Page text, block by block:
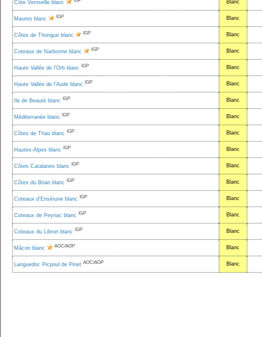
Côte Vermeille blanc Blanc
Maures blanc IGP Blanc
Côtes de Thongue blanc IGP Blanc
Coteaux de Narbonne blanc IGP Blanc
Haute Vallée de l'Orb blanc IGP Blanc
Haute Vallée de l'Aude blanc IGP Blanc
Ile de Beauté blanc IGP Blanc
Méditerranée blanc IGP Blanc
Côtes de Thau blanc IGP Blanc
Hautes-Alpes blanc IGP Blanc
Côtes Catalanes blanc IGP Blanc
Côtes du Brian blanc IGP Blanc
Coteaux d'Ensérune blanc IGP Blanc
Coteaux de Peyriac blanc IGP Blanc
Coteaux du Libron blanc IGP Blanc
Mâcon blanc AOC/AOP Blanc
Languedoc Picpoul de Pinet AOC/AOP Blanc